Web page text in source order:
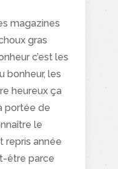
magazines
gras
c’est les
bonheur, les
heureux ça
portée de
le
repris année
être parce